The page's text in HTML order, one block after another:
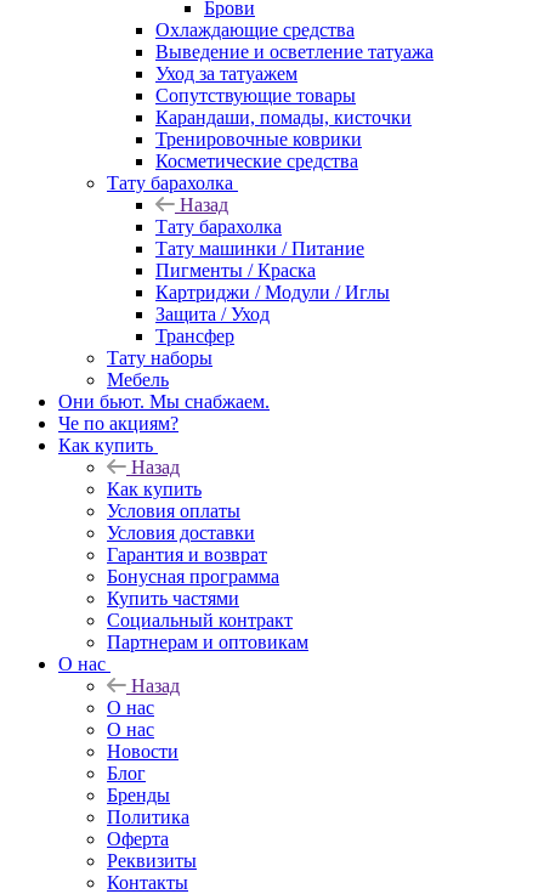
Брови
Охлаждающие средства
Выведение и осветление татуажа
Уход за татуажем
Сопутствующие товары
Карандаши, помады, кисточки
Тренировочные коврики
Косметические средства
Тату барахолка
Назад
Тату барахолка
Тату машинки / Питание
Пигменты / Краска
Картриджи / Модули / Иглы
Защита / Уход
Трансфер
Тату наборы
Мебель
Они бьют. Мы снабжаем.
Че по акциям?
Как купить
Назад
Как купить
Условия оплаты
Условия доставки
Гарантия и возврат
Бонусная программа
Купить частями
Социальный контракт
Партнерам и оптовикам
О нас
Назад
О нас
О нас
Новости
Блог
Бренды
Политика
Оферта
Реквизиты
Контакты